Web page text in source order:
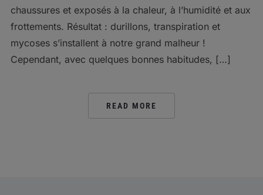
chaussures et exposés à la chaleur, à l’humidité et aux
frottements. Résultat : durillons, transpiration et
mycoses s’installent à notre grand malheur !
Cependant, avec quelques bonnes habitudes, […]
READ MORE